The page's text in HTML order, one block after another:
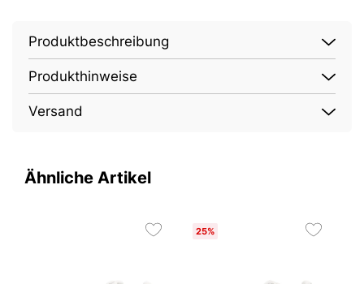
Produktbeschreibung
Produkthinweise
Versand
Ähnliche Artikel
25%